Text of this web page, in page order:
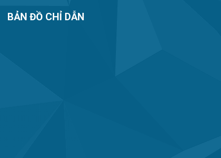
BẢN ĐỒ CHỈ DẪN